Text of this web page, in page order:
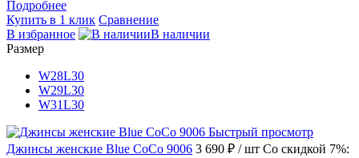
Подробнее
Купить в 1 клик Сравнение
В избранное
В наличии
Размер
W28L30
W29L30
W31L30
Быстрый просмотр
Джинсы женские Blue CoCo 9006 3 690 ₽ / шт Со скидкой 7%: